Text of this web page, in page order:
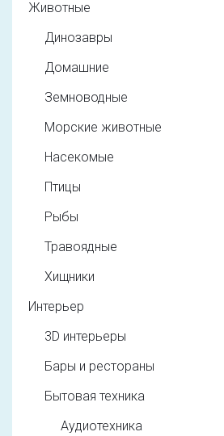
Животные
Динозавры
Домашние
Земноводные
Морские животные
Насекомые
Птицы
Рыбы
Травоядные
Хищники
Интерьер
3D интерьеры
Бары и рестораны
Бытовая техника
Аудиотехника